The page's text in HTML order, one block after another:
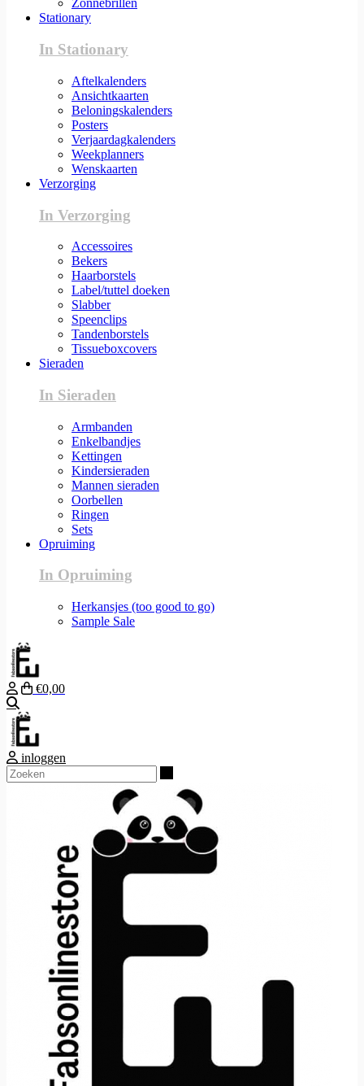
Zonnebrillen
Stationary
In Stationary
Aftelkalenders
Ansichtkaarten
Beloningskalenders
Posters
Verjaardagkalenders
Weekplanners
Wenskaarten
Verzorging
In Verzorging
Accessoires
Bekers
Haarborstels
Label/tuttel doeken
Slabber
Speenclips
Tandenborstels
Tissueboxcovers
Sieraden
In Sieraden
Armbanden
Enkelbandjes
Kettingen
Kindersieraden
Mannen sieraden
Oorbellen
Ringen
Sets
Opruiming
In Opruiming
Herkansjes (too good to go)
Sample Sale
€0,00
inloggen